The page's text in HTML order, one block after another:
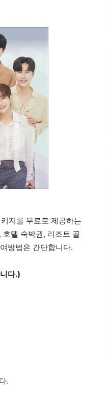
지를 무료로 제공하는
텔 숙박권, 리조트 골
방법은 간단합니다.
다.)
.